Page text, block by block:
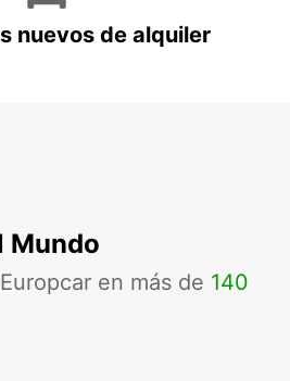
nuevos de alquiler
Mundo
en más de 140